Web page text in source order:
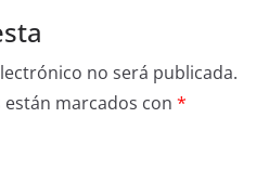
no será publicada.
marcados con *